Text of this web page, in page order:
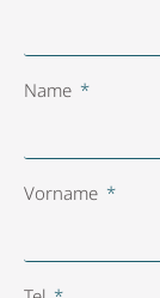
Name
Vorname